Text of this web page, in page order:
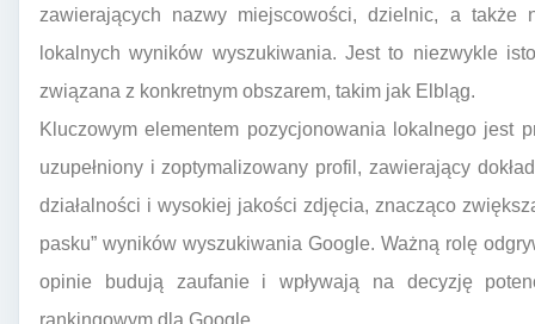
zawierających nazwy miejscowości, dzielnic, a
lokalnych wyników wyszukiwania. Jest to niezwykle
związana z konkretnym obszarem, takim jak Elbląg.
Kluczowym elementem pozycjonowania lokalnego jest
uzupełniony i zoptymalizowany profil, zawierający
działalności i wysokiej jakości zdjęcia, znacząco
pasku” wyników wyszukiwania Google. Ważną rolę
opinie budują zaufanie i wpływają na decyzję